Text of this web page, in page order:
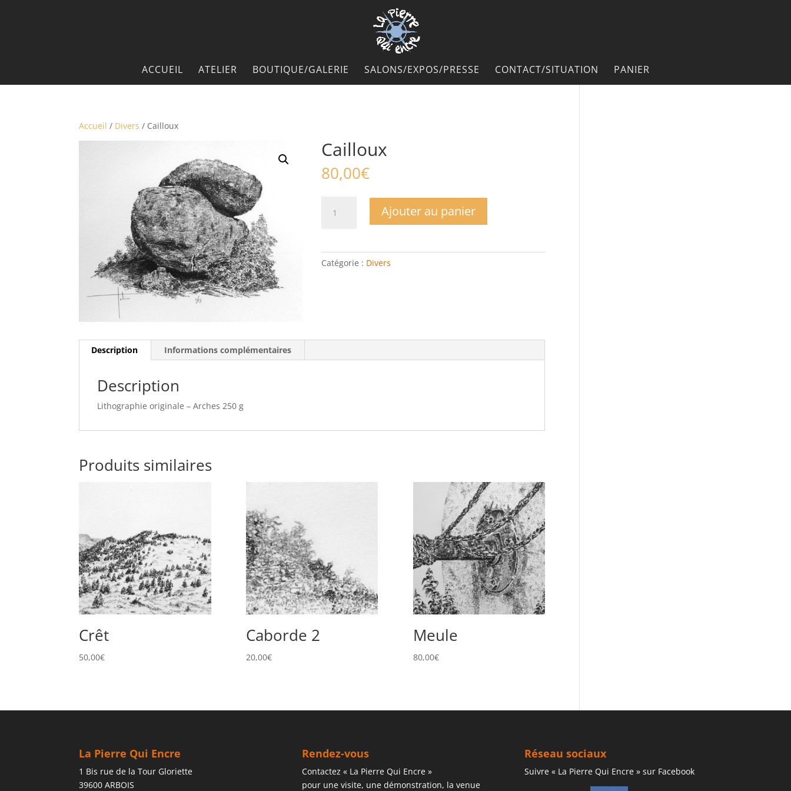
ACCUEIL ATELIER BOUTIQUE/GALERIE SALONS/EXPOS/PRESSE CONTACT/SITUATION PANIER
Accueil / Divers / Cailloux
Cailloux
80,00€
Ajouter au panier
Catégorie : Divers
Description Informations complémentaires
Description
Lithographie originale – Arches 250 g
Produits similaires
Crêt
50,00€
Caborde 2
20,00€
Meule
80,00€
La Pierre Qui Encre
1 Bis rue de la Tour Gloriette
39600 ARBOIS
Rendez-vous
Contactez « La Pierre Qui Encre »
pour une visite, une démonstration, la venue
Réseau sociaux
Suivre « La Pierre Qui Encre » sur Facebook